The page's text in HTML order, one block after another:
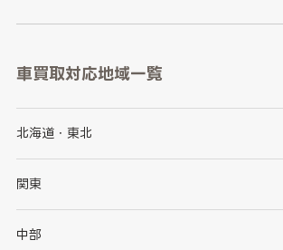
車買取対応地域一覧
北海道・東北
北海道
岩手県
関東
茨城県
中部